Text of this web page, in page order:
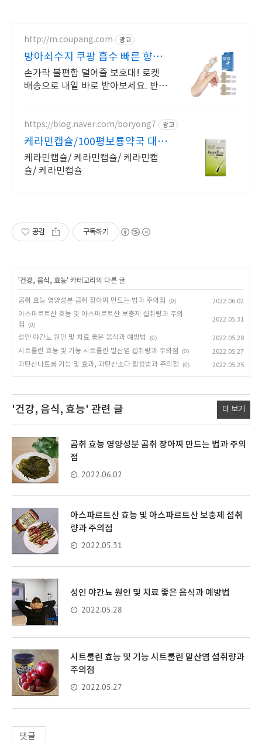
http://m.coupang.com 광고
방아쇠수지 쿠팡 흡수 빠른 향없
는 패치
손가락 불편함 덜어줄 보호대! 로켓
배송으로 내일 바로 받아보세요. 반복
https://blog.naver.com/boryong7 광고
케라민캡슐/100평보룡약국 대형
약국/태릉입구,육사 근처
케라민캡슐/ 케라민캡슐/ 케라민캡
슐/ 케라민캡슐
공감 구독하기
'건강, 음식, 효능' 카테고리의 다른 글
곰취 효능 영양성분 곰취 장아찌 만드는 법과 주의점 (0)
2022.06.02
아스파르트산 효능 및 아스파르트산 보충제 섭취량과 주의
점
(0)
2022.05.31
성인 야간뇨 원인 및 치료 좋은 음식과 예방법 (0)
2022.05.28
시트룰린 효능 및 기능 시트룰린 말산염 섭취량과 주의점
(0)
2022.05.27
과탄산나트륨 기능 및 효과, 과탄산소다 활용법과 주의점
(0) 2022.05.25
'건강, 음식, 효능' 관련 글 더 보기
곰취 효능 영양성분 곰취 장아찌 만드는 법과 주의
점
2022.06.02
아스파르트산 효능 및 아스파르트산 보충제 섭취
량과 주의점
2022.05.31
성인 야간뇨 원인 및 치료 좋은 음식과 예방법
2022.05.28
시트룰린 효능 및 기능 시트룰린 말산염 섭취량과
주의점
2022.05.27
댓글